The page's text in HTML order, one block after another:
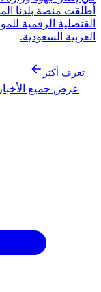
منصة بلدنا
الرقمية
السعودية.
تعرف أكثر
عرض جميع الأخبار